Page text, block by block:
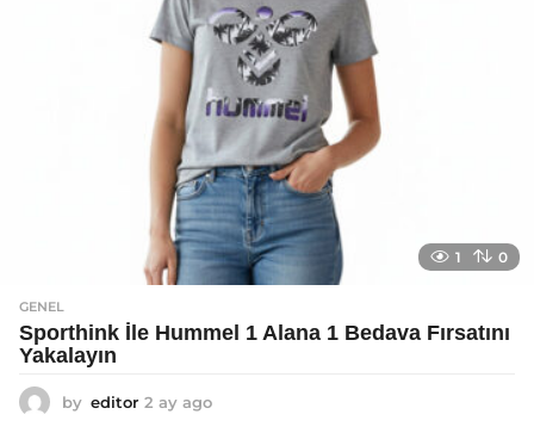
1 0
GENEL
Sporthink İle Hummel 1 Alana 1 Bedava Fırsatını
Yakalayın
by editor 2 ay ago